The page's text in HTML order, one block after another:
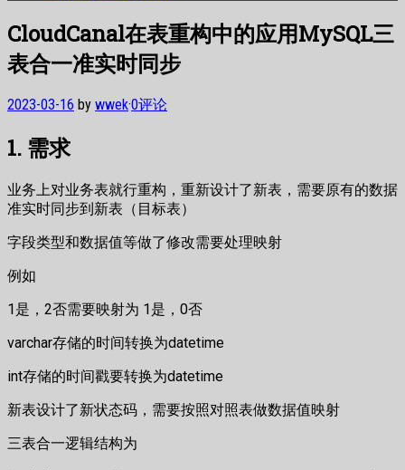
CloudCanal在表重构中的应用MySQL三
表合一准实时同步
2023-03-16 by wwek·0评论
1. 需求
业务上对业务表就行重构，重新设计了新表，需要原有的数据
准实时同步到新表（目标表）
字段类型和数据值等做了修改需要处理映射
例如
1是，2否需要映射为 1是，0否
varchar存储的时间转换为datetime
int存储的时间戳要转换为datetime
新表设计了新状态码，需要按照对照表做数据值映射
三表合一逻辑结构为